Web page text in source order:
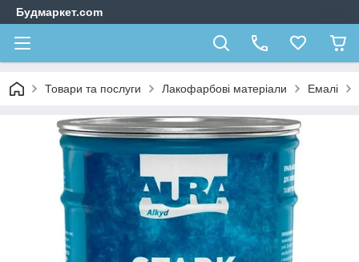
Будмаркет.com
Товари та послуги Лакофарбові матеріали Емалі